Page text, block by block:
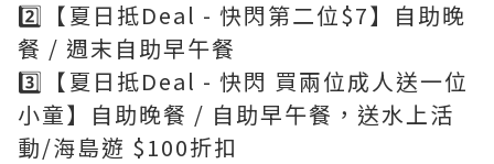
2️⃣【夏日抵Deal - 快閃第二位$7】自助晚
餐 / 週末自助早午餐
3️⃣【夏日抵Deal - 快閃 買兩位成人送一位
小童】自助晚餐 / 自助早午餐，送水上活
動/海島遊 $100折扣